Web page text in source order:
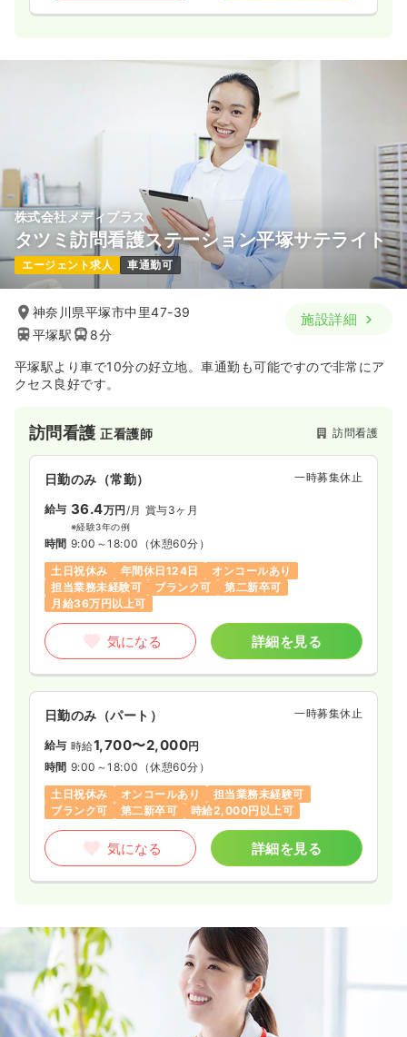
株式会社メディプラス
タツミ訪問看護ステーション平塚サテライト
エージェント求人 車通勤可
神奈川県平塚市中里47-39
平塚駅
8分
施設詳細
平塚駅より車で10分の好立地。車通勤も可能ですので非常にア
クセス良好です。
訪問看護正看護師 訪問看護
日勤のみ（常勤） 一時募集休止
給与 36.4万円/月 賞与3ヶ月
※経験3年の例
時間 9:00～18:00 （休憩60分）
土日祝休み
年間休日124日
オンコールあり
担当業務未経験可
ブランク可
第二新卒可
月給36万円以上可
気になる 詳細を見る
日勤のみ（パート） 一時募集休止
給与 時給1,700〜2,000円
時間 9:00～18:00 （休憩60分）
土日祝休み
オンコールあり
担当業務未経験可
ブランク可
第二新卒可 時給2,000円以上可
気になる 詳細を見る